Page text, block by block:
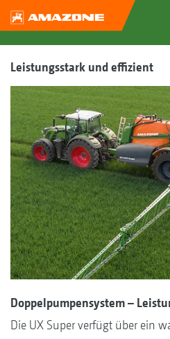
Leistungsstark und effizient
Doppelpumpensystem –
Die UX Super verfügt über ein